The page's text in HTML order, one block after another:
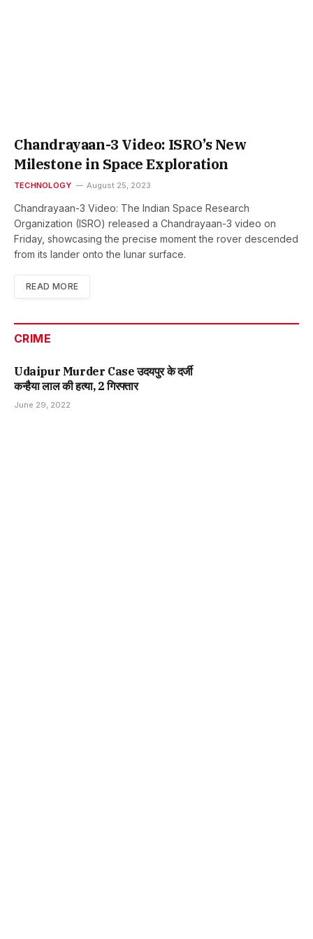
Chandrayaan-3 Video: ISRO’s New
Milestone in Space Exploration
TECHNOLOGY August 25, 2023
Chandrayaan-3 Video: The Indian Space Research
Organization (ISRO) released a Chandrayaan-3 video on
Friday, showcasing the precise moment the rover descended
from its lander onto the lunar surface.
READ MORE
CRIME
Udaipur Murder Case उदयपुर के दर्जी
कन्हैया लाल की हत्या, 2 गिरफ्तार
June 29, 2022